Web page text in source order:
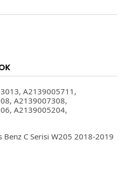
A2139005711,
A2139007308,
A2139005204,
Benz C Serisi W205 2018-2019